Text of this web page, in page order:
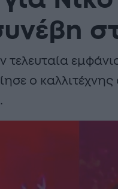
τελευταία
ο καλλιτέχνης